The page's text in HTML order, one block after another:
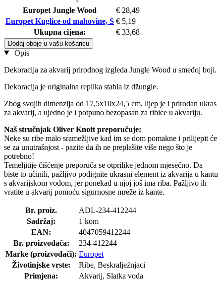
Europet Jungle Wood
€ 28,49
Europet Kuglice od mahovine, S € 5,19
Ukupna cijena:
€ 33,68
Dodaj oboje u vašu košaricu
Opis
Dekoracija za akvarij prirodnog izgleda Jungle Wood u smeđoj boji.
Dekoracija je originalna replika stabla iz džungle.
Zbog svojih dimenzija od 17,5x10x24,5 cm, lijep je i prirodan ukras
za akvarij, a ujedno je i potpuno bezopasan za ribice u akvariju.
Naš stručnjak Oliver Knott preporučuje:
Neke su ribe malo sramežljive kad im se dom pomakne i prilijepit će
se za unutrašnjost - pazite da ih ne preplašite više nego što je
potrebno!
Temeljitije čišćenje preporuča se otprilike jednom mjesečno. Da
biste to učinili, pažljivo podignite ukrasni element iz akvarija u kantu
s akvarijskom vodom, jer ponekad u njoj još ima riba. Pažljivo ih
vratite u akvarij pomoću sigurnosne mreže iz kante.
Br. proiz.
ADL-234-412244
Sadržaj:
1 kom
EAN:
4047059412244
Br. proizvođača:
234-412244
Marke (proizvođači): Europet
Životinjske vrste:
Ribe, Beskralježnjaci
Primjena:
Akvarij, Slatka voda